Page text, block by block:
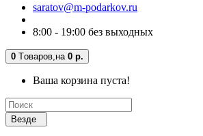
saratov@m-podarkov.ru
8:00 - 19:00 без выходных
0 Tоваров, на 0 р.
Ваша корзина пуста!
Везде